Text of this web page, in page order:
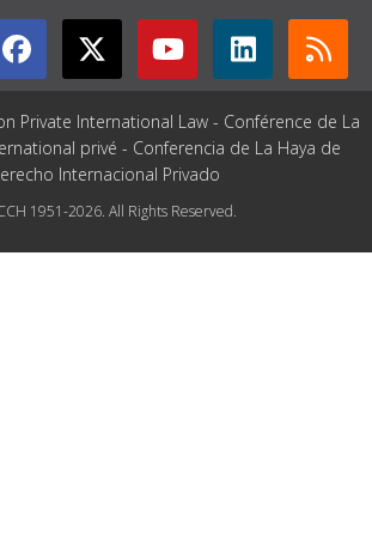
Private International Law - Conférence de La
privé - Conferencia de La Haya de
Internacional Privado
1951-2026. All Rights Reserved.